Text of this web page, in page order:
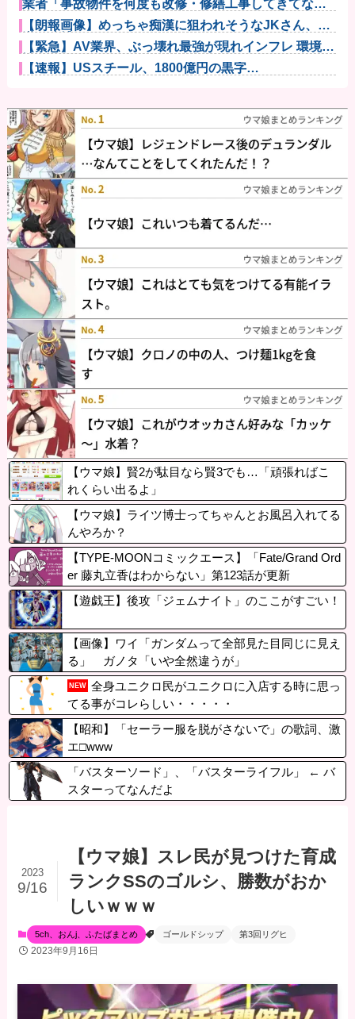
業者「事故物件を何度も改修・修繕工事してきてなん
ともなかった...
【朗報画像】めっちゃ痴漢に狙われそうなJKさん、痴
漢を逮捕ｗ...
【緊急】AV業界、ぶっ壊れ最強が現れインフレ 環境崩
壊ｗｗｗ...
【速報】USスチール、1800億円の黒字
【ウマ娘】賢2が駄目なら賢3でも…「頑張ればこ
れくらい出るよ」
【ウマ娘】ライツ博士ってちゃんとお風呂入れてる
んやろか？
【TYPE-MOONコミックエース】「Fate/Grand Ord
er 藤丸立香はわからない」第123話が更新
【遊戯王】後攻「ジェムナイト」のここがすごい！
【画像】ワイ「ガンダムって全部見た目同じに見え
る」 ガノタ「いや全然違うが」
NEW
全身ユニクロ民がユニクロに入店する時に思っ
てる事がコレらしい・・・・・
【昭和】「セーラー服を脱がさないで」の歌詞、激
エ□www
「バスターソード」、「バスターライフル」 ← バ
スターってなんだよ
【ウマ娘】スレ民が見つけた育成
ランクSSのゴルシ、勝数がおか
しいｗｗｗ
2023
9/16
5ch、おんj、ふたばまとめ ゴールドシップ 第3回リグヒ
2023年9月16日